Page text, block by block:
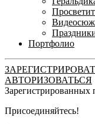
Портфолио
АВТОРИЗОВАТЬСЯ
Зарегистрированных
Присоединяйтесь!